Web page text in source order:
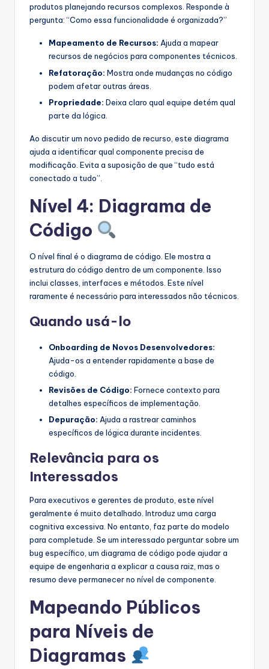
produtos planejando recursos complexos. Responde à
pergunta: “Como essa funcionalidade é organizada?”
Mapeamento de Recursos: Ajuda a mapear
recursos de negócios para componentes técnicos.
Refatoração: Mostra onde mudanças no código
podem afetar outras áreas.
Propriedade: Deixa claro qual equipe detém qual
parte da lógica.
Ao discutir um novo pedido de recurso, este diagrama
ajuda a identificar qual componente precisa de
modificação. Evita a suposição de que “tudo está
conectado a tudo”.
Nível 4: Diagrama de
Código
O nível final é o diagrama de código. Ele mostra a
estrutura do código dentro de um componente. Isso
inclui classes, interfaces e métodos. Este nível
raramente é necessário para interessados não técnicos.
Quando usá-lo
Onboarding de Novos Desenvolvedores:
Ajuda-os a entender rapidamente a base de
código.
Revisões de Código: Fornece contexto para
detalhes específicos de implementação.
Depuração: Ajuda a rastrear caminhos
específicos de lógica durante incidentes.
Relevância para os
Interessados
Para executivos e gerentes de produto, este nível
geralmente é muito detalhado. Introduz uma carga
cognitiva excessiva. No entanto, faz parte do modelo
para completude. Se um interessado perguntar sobre um
bug específico, um diagrama de código pode ajudar a
equipe de engenharia a explicar a causa raiz, mas o
resumo deve permanecer no nível de componente.
Mapeando Públicos
para Níveis de
Diagramas